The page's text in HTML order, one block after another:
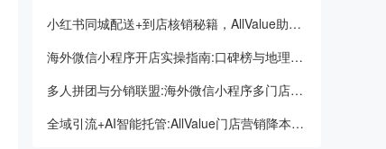
小红书同城配送+到店核销秘籍，AllValue助力海外品牌内容变现
海外微信小程序开店实操指南:口碑榜与地理标签双驱动业绩增长
多人拼团与分销联盟:海外微信小程序多门店增长解决方案
全域引流+AI智能托管:AllValue门店营销降本增效实战指南